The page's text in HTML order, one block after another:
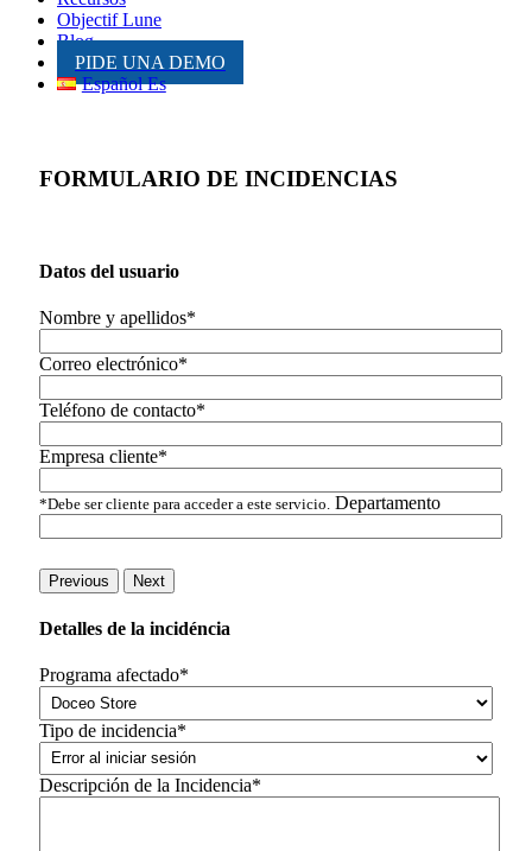
Objectif Lune
Blog
PIDE UNA DEMO
Español Es
FORMULARIO DE INCIDENCIAS
Datos del usuario
Nombre y apellidos*
Correo electrónico*
Teléfono de contacto*
Empresa cliente*
*Debe ser cliente para acceder a este servicio. Departamento
Previous Next
Detalles de la incidéncia
Programa afectado*
Tipo de incidencia*
Descripción de la Incidencia*